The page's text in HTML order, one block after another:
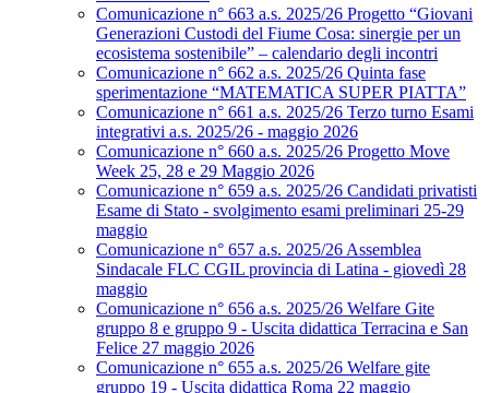
Comunicazione n° 663 a.s. 2025/26 Progetto “Giovani
Generazioni Custodi del Fiume Cosa: sinergie per un
ecosistema sostenibile” – calendario degli incontri
Comunicazione n° 662 a.s. 2025/26 Quinta fase
sperimentazione “MATEMATICA SUPER PIATTA”
Comunicazione n° 661 a.s. 2025/26 Terzo turno Esami
integrativi a.s. 2025/26 - maggio 2026
Comunicazione n° 660 a.s. 2025/26 Progetto Move
Week 25, 28 e 29 Maggio 2026
Comunicazione n° 659 a.s. 2025/26 Candidati privatisti
Esame di Stato - svolgimento esami preliminari 25-29
maggio
Comunicazione n° 657 a.s. 2025/26 Assemblea
Sindacale FLC CGIL provincia di Latina - giovedì 28
maggio
Comunicazione n° 656 a.s. 2025/26 Welfare Gite
gruppo 8 e gruppo 9 - Uscita didattica Terracina e San
Felice 27 maggio 2026
Comunicazione n° 655 a.s. 2025/26 Welfare gite
gruppo 19 - Uscita didattica Roma 22 maggio